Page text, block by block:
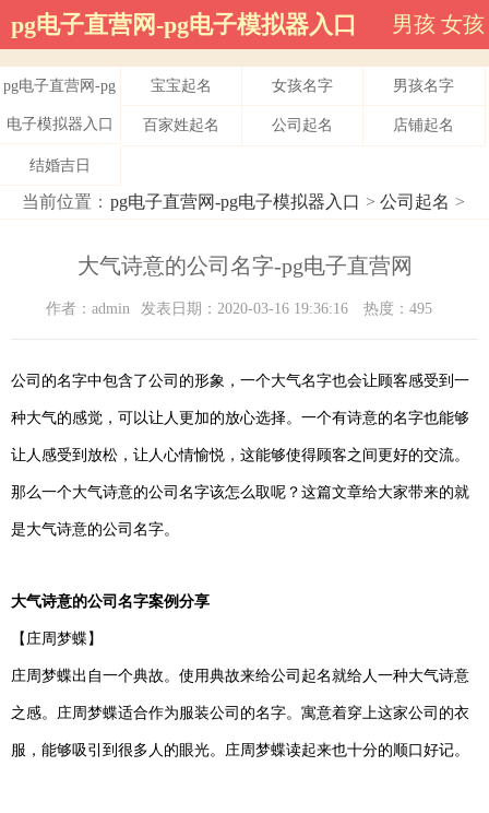
pg电子直营网-pg电子模拟器入口 男孩 女孩
pg电子直营网-pg
电子模拟器入口
宝宝起名 女孩名字 男孩名字
百家姓起名 公司起名 店铺起名
结婚吉日
当前位置： pg电子直营网-pg电子模拟器入口 > 公司起名 >
大气诗意的公司名字-pg电子直营网
作者：admin 发表日期：2020-03-16 19:36:16 热度：495
公司的名字中包含了公司的形象，一个大气名字也会让顾客感受到一
种大气的感觉，可以让人更加的放心选择。一个有诗意的名字也能够
让人感受到放松，让人心情愉悦，这能够使得顾客之间更好的交流。
那么一个大气诗意的公司名字该怎么取呢？这篇文章给大家带来的就
是大气诗意的公司名字。
大气诗意的公司名字案例分享
【庄周梦蝶】
庄周梦蝶出自一个典故。使用典故来给公司起名就给人一种大气诗意
之感。庄周梦蝶适合作为服装公司的名字。寓意着穿上这家公司的衣
服，能够吸引到很多人的眼光。庄周梦蝶读起来也十分的顺口好记。